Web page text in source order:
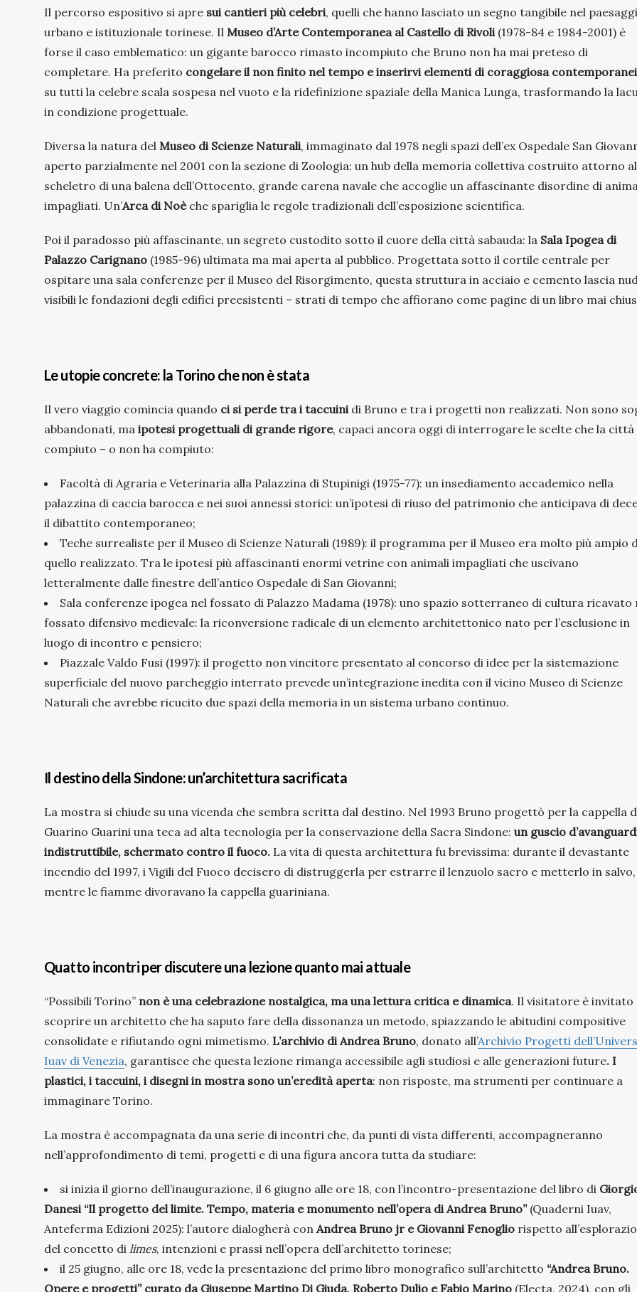
Il percorso espositivo si apre sui cantieri più celebri, quelli che hanno lasciato un segno tangibile nel
urbano e istituzionale torinese. Il Museo d’Arte Contemporanea al Castello di Rivoli (1978-84 e 1984-2001) è
forse il caso emblematico: un gigante barocco rimasto incompiuto che Bruno non ha mai preteso di
completare. Ha preferito congelare il non finito nel tempo e inserirvi elementi di coraggiosa
su tutti la celebre scala sospesa nel vuoto e la ridefinizione spaziale della Manica Lunga, trasformando la
in condizione progettuale.
Diversa la natura del Museo di Scienze Naturali, immaginato dal 1978 negli spazi dell’ex Ospedale San
aperto parzialmente nel 2001 con la sezione di Zoologia: un hub della memoria collettiva costruito attorno
scheletro di una balena dell’Ottocento, grande carena navale che accoglie un affascinante disordine di
impagliati. Un’Arca di Noèche spariglia le regole tradizionali dell’esposizione scientifica.
Poi il paradosso più affascinante, un segreto custodito sotto il cuore della città sabauda: la Sala Ipogea di
Palazzo Carignano (1985-96) ultimata ma mai aperta al pubblico. Progettata sotto il cortile centrale per
ospitare una sala conferenze per il Museo del Risorgimento, questa struttura in acciaio e cemento lascia
visibili le fondazioni degli edifici preesistenti – strati di tempo che affiorano come pagine di un libro mai
Le utopie concrete: la Torino che non è stata
Il vero viaggio comincia quando ci si perde tra i taccuini di Bruno e tra i progetti non realizzati. Non sono
abbandonati, ma ipotesi progettuali di grande rigore, capaci ancora oggi di interrogare le scelte che la città
compiuto – o non ha compiuto:
Facoltà di Agraria e Veterinaria alla Palazzina di Stupinigi (1975-77): un insediamento accademico nella
palazzina di caccia barocca e nei suoi annessi storici: un’ipotesi di riuso del patrimonio che anticipava di
il dibattito contemporaneo;
Teche surrealiste per il Museo di Scienze Naturali (1989): il programma per il Museo era molto più ampio
quello realizzato. Tra le ipotesi più affascinanti enormi vetrine con animali impagliati che uscivano
letteralmente dalle finestre dell’antico Ospedale di San Giovanni;
Sala conferenze ipogea nel fossato di Palazzo Madama (1978): uno spazio sotterraneo di cultura ricavato
fossato difensivo medievale: la riconversione radicale di un elemento architettonico nato per l’esclusione in
luogo di incontro e pensiero;
Piazzale Valdo Fusi (1997): il progetto non vincitore presentato al concorso di idee per la sistemazione
superficiale del nuovo parcheggio interrato prevede un’integrazione inedita con il vicino Museo di Scienze
Naturali che avrebbe ricucito due spazi della memoria in un sistema urbano continuo.
Il destino della Sindone: un’architettura sacrificata
La mostra si chiude su una vicenda che sembra scritta dal destino. Nel 1993 Bruno progettò per la cappella
Guarino Guarini una teca ad alta tecnologia per la conservazione della Sacra Sindone: un guscio
indistruttibile, schermato contro il fuoco. La vita di questa architettura fu brevissima: durante il devastante
incendio del 1997, i Vigili del Fuoco decisero di distruggerla per estrarre il lenzuolo sacro e metterlo in salvo,
mentre le fiamme divoravano la cappella guariniana.
Quatto incontri per discutere una lezione quanto mai attuale
“Possibili Torino” non è una celebrazione nostalgica, ma una lettura critica e dinamica. Il visitatore è invitato
scoprire un architetto che ha saputo fare della dissonanza un metodo, spiazzando le abitudini compositive
consolidate e rifiutando ogni mimetismo. L’archivio di Andrea Bruno, donato all’Archivio Progetti
Iuav di Venezia, garantisce che questa lezione rimanga accessibile agli studiosi e alle generazioni future. I
plastici, i taccuini, i disegni in mostra sono un’eredità aperta: non risposte, ma strumenti per continuare a
immaginare Torino.
La mostra è accompagnata da una serie di incontri che, da punti di vista differenti, accompagneranno
nell’approfondimento di temi, progetti e di una figura ancora tutta da studiare:
si inizia il giorno dell’inaugurazione, il 6 giugno alle ore 18, con l’incontro-presentazione del libro di
Danesi “Il progetto del limite. Tempo, materia e monumento nell’opera di Andrea Bruno”(Quaderni Iuav,
Anteferma Edizioni 2025): l’autore dialogherà con Andrea Bruno jr e Giovanni Fenoglio rispetto
del concetto di limes, intenzioni e prassi nell’opera dell’architetto torinese;
il 25 giugno, alle ore 18, vede la presentazione del primo libro monografico sull’architetto “Andrea Bruno.
Opere e progetti” curato da Giuseppe Martino Di Giuda, Roberto Dulio e Fabio Marino (Electa, 2024), con gli